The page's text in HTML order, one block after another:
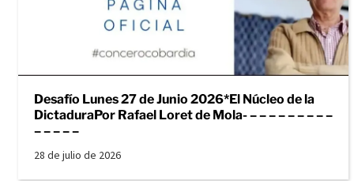
Desafío Lunes 27 de Junio 2026*El Núcleo de la
DictaduraPor Rafael Loret de Mola- – – – – – – – – –
– – – – –
28 de julio de 2026